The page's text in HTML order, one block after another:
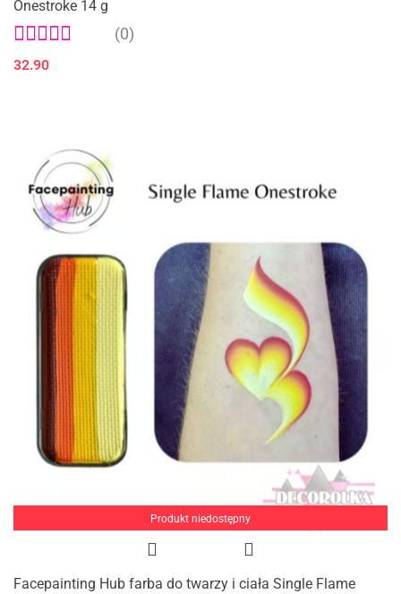
Onestroke 14 g
(0)
32.90
Produkt niedostępny
Facepainting Hub farba do twarzy i ciała Single Flame